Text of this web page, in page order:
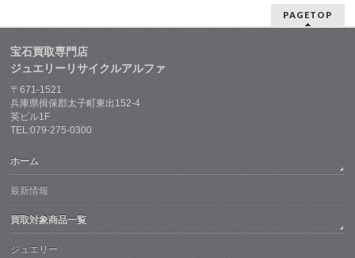
PAGETOP
宝石買取専門店
ジュエリーリサイクルアルファ
〒671-1521
兵庫県揖保郡太子町東出152-4
英ビル1F
TEL:079-275-0300
ホーム
最新情報
買取対象商品一覧
ジュエリー